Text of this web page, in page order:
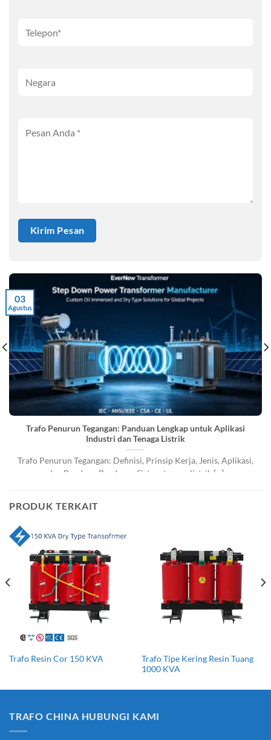
Trafo Penurun Tegangan: Panduan Lengkap untuk Aplikasi
Industri dan Tenaga Listrik
Trafo Penurun Tegangan: Definisi, Prinsip Kerja, Jenis, Aplikasi,
dan Panduan Produsen Sistem tenaga listrik [...]
03
Agustus
PRODUK TERKAIT
Trafo Resin Cor 150 KVA
Trafo Tipe Kering Resin Tuang
1000 KVA
TRAFO CHINA HUBUNGI KAMI